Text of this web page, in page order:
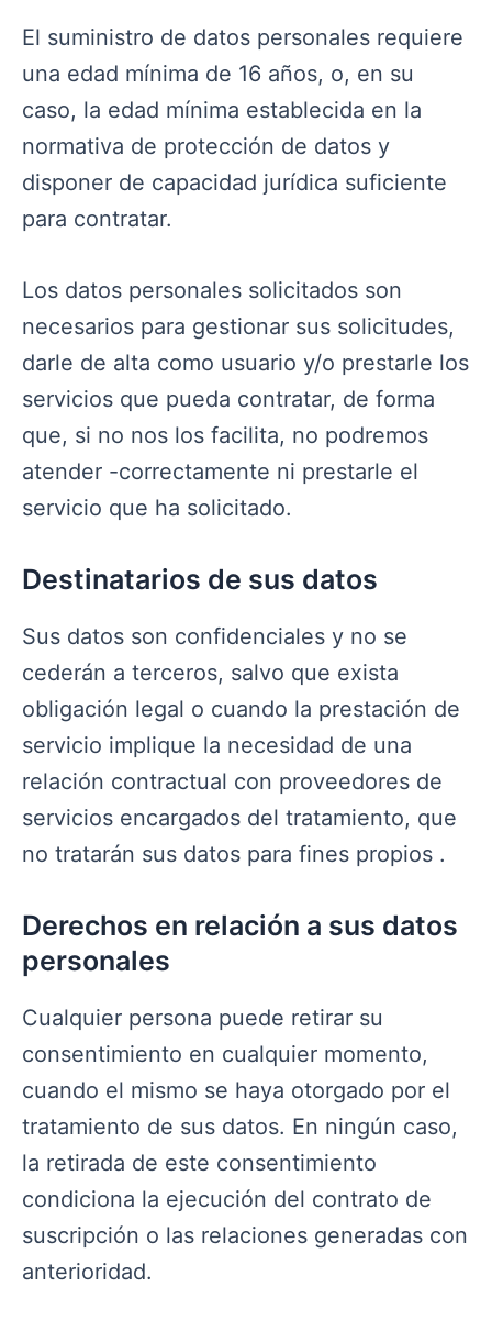
El suministro de datos personales requiere
una edad mínima de 16 años, o, en su
caso, la edad mínima establecida en la
normativa de protección de datos y
disponer de capacidad jurídica suficiente
para contratar.
Los datos personales solicitados son
necesarios para gestionar sus solicitudes,
darle de alta como usuario y/o prestarle los
servicios que pueda contratar, de forma
que, si no nos los facilita, no podremos
atender -correctamente ni prestarle el
servicio que ha solicitado.
Destinatarios de sus datos
Sus datos son confidenciales y no se
cederán a terceros, salvo que exista
obligación legal o cuando la prestación de
servicio implique la necesidad de una
relación contractual con proveedores de
servicios encargados del tratamiento, que
no tratarán sus datos para fines propios .
Derechos en relación a sus datos
personales
Cualquier persona puede retirar su
consentimiento en cualquier momento,
cuando el mismo se haya otorgado por el
tratamiento de sus datos. En ningún caso,
la retirada de este consentimiento
condiciona la ejecución del contrato de
suscripción o las relaciones generadas con
anterioridad.